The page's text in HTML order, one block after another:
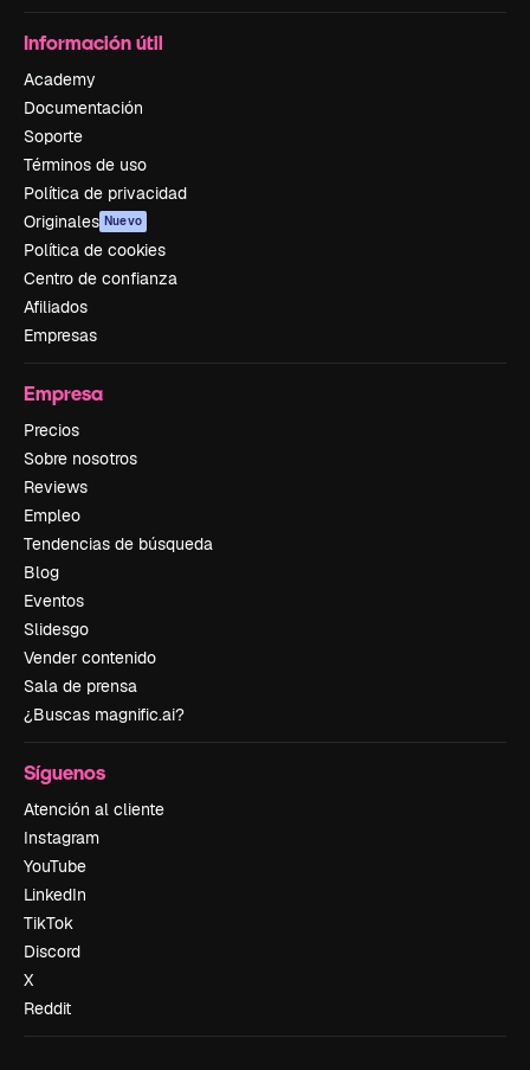
Información útil
Academy
Documentación
Soporte
Términos de uso
Política de privacidad
Originales Nuevo
Política de cookies
Centro de confianza
Afiliados
Empresas
Empresa
Precios
Sobre nosotros
Reviews
Empleo
Tendencias de búsqueda
Blog
Eventos
Slidesgo
Vender contenido
Sala de prensa
¿Buscas magnific.ai?
Síguenos
Atención al cliente
Instagram
YouTube
LinkedIn
TikTok
Discord
X
Reddit